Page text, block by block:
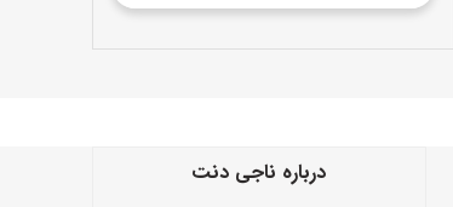
درباره ناجی دنت